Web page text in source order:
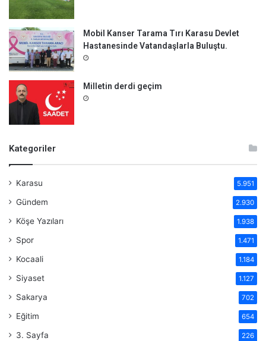
Mobil Kanser Tarama Tırı Karasu Devlet
Hastanesinde Vatandaşlarla Buluştu.
Milletin derdi geçim
Kategoriler
Karasu 5.951
Gündem 2.930
Köşe Yazıları 1.938
Spor 1.471
Kocaali 1.184
Siyaset 1.127
Sakarya 702
Eğitim 654
3. Sayfa 226